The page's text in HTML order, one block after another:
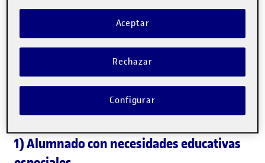
Tipos de alumnos con
necesidades específicas de
apoyo educativo
Estos son los cinco tipos de alumnos con
necesidades específicas de apoyo educativo que
1) Alumnado con necesidades educativas
Rechazar
Aceptar
Configurar